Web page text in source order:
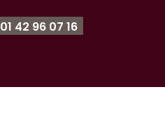
01 42 96 07 16